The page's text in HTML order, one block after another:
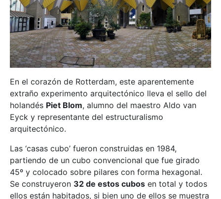
En el corazón de Rotterdam, este aparentemente
extraño experimento arquitectónico lleva el sello del
holandés Piet Blom, alumno del maestro Aldo van
Eyck y representante del estructuralismo
arquitectónico.
Las ‘casas cubo’ fueron construidas en 1984,
partiendo de un cubo convencional que fue girado
45º y colocado sobre pilares con forma hexagonal.
Se construyeron 32 de estos cubos en total y todos
ellos están habitados, si bien uno de ellos se muestra